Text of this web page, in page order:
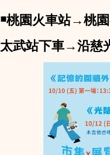
￭桃園火車站→桃
太武站下車→沿慈